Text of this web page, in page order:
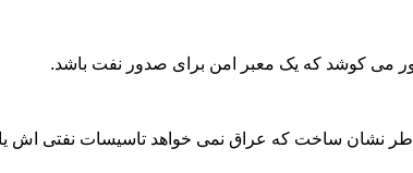
می کوشد که یک معبر امن برای صدور نفت باشد.
نشان ساخت که عراق نمی خواهد تاسیسات نفتی اش